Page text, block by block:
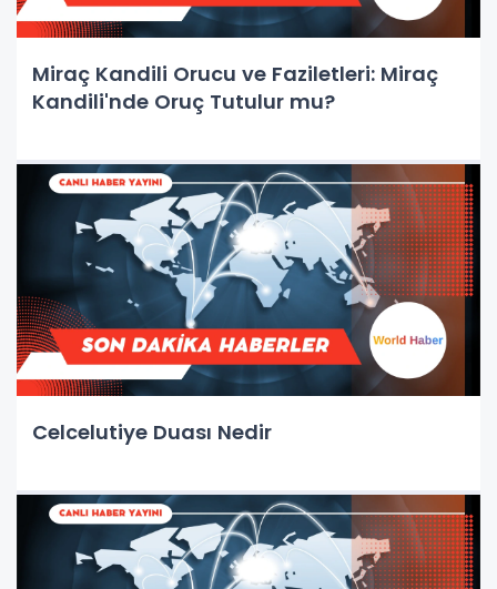
Miraç Kandili Orucu ve Faziletleri: Miraç
Kandili'nde Oruç Tutulur mu?
Celcelutiye Duası Nedir